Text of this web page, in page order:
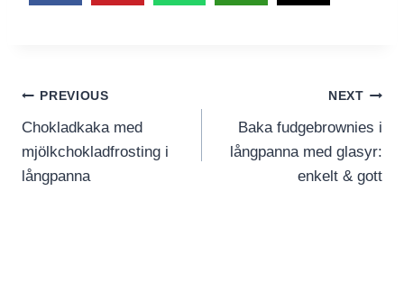
Inläggsnavigering
PREVIOUS
Chokladkaka med
mjölkchokladfrosting i
långpanna
NEXT
Baka fudgebrownies i
långpanna med glasyr:
enkelt & gott